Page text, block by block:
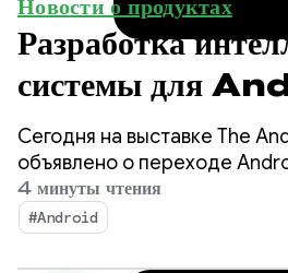
Новости о продуктах
Разработка
системы для
Сегодня на выставке The
объявлено о переходе
операционной системы к
системе, что создаст
для взаимодействия с
4 минуты чтения
#Android